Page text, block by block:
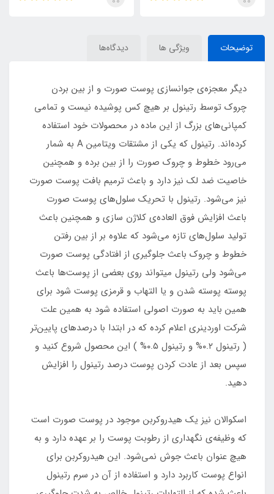
توضیحات ویژگی ها دیدگاه‌ها
دیگر معجزه‌ی جوانسازی پوست صورت و از بین بردن
چروک توسط رتینول بر هیچ کس پوشیده نیست و تمامی
کمپانی‌های بزرگ از این ماده در محصولات خود استفاده
کرده‌اند. رتینول که یکی از مشتقات ویتامین A به شمار
می‌رود خطوط و چروک صورت را از بین برده و همچنین
خاصیت ضد لک نیز دارد و باعث ترمیم بافت پوست صورت
نیز می‌شود. رتینول با تحریک سلول‌های پوست صورت
باعث افزایش فوق العاده‌ی کلاژن سازی و همچنین باعث
تولید سلول‌های تازه می‌شود که علاوه بر از بین رفتن
خطوط و چروک باعث جلوگیری از افتادگی پوست صورت
می‌شود ولی رتینول میتواند روی بعضی از پوست‌ها باعث
پوسته پوسته شدن و یا التهاب و قرمزی پوست شود برای
همین باید به صورت اصولی استفاده شود به همین علت
شرکت اوردینری اعلام کرده که در ابتدا با درصدهای پایین‌تر
( رتینول ۰.۲% و رتینول ۰.۵% ) این محصول شروع کنید و
سپس بعد از عادت کردن پوست درصد رتینول را افزایش
دهید.
اسکوالان نیز یک هیدروکربن موجود در پوست صورت است
که وظیفه‌ی نگهداری از رطوبت پوست را بر عهده دارد و به
هیچ عنوان باعث جوش نمی‌شود. این هیدروکربن برای
انواع پوست کاربرد دارد و استفاده از آن در سرم رتینول